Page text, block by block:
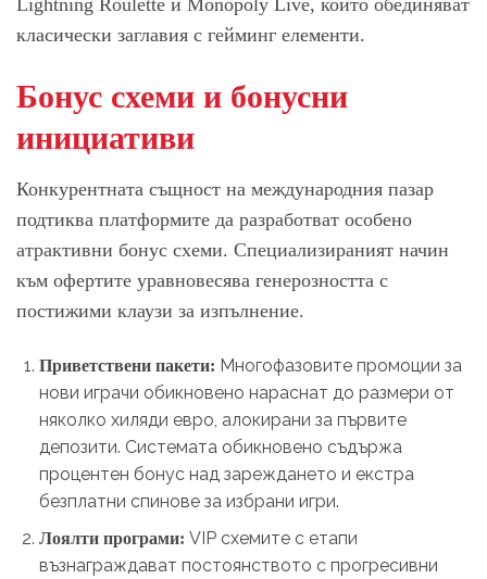
Lightning Roulette и Monopoly Live, които обединяват
класически заглавия с гейминг елементи.
Бонус схеми и бонусни
инициативи
Конкурентната същност на международния пазар
подтиква платформите да разработват особено
атрактивни бонус схеми. Специализираният начин
към офертите уравновесява генерозността с
постижими клаузи за изпълнение.
Приветствени пакети: Многофазовите промоции за
нови играчи обикновено нараснат до размери от
няколко хиляди евро, алокирани за първите
депозити. Системата обикновено съдържа
процентен бонус над зареждането и екстра
безплатни спинове за избрани игри.
Лоялти програми: VIP схемите с етапи
възнаграждават постоянството с прогресивни